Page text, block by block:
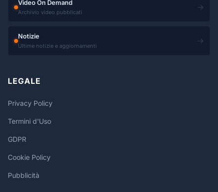
Video On Demand
Archivio video pubblicati
→
Notizie
Ultime notizie e aggiornamenti
→
LEGALE
Privacy Policy
Termini d'Uso
GDPR
Cookie Policy
Pubblicità